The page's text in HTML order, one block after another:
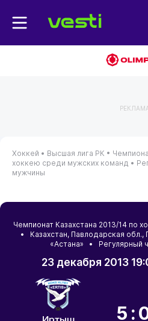
Хоккей • Высшая лига РК •
хоккею среди мужских команд •
мужчины
Чемпионат Казахстана 2013/14 по
• Казахстан, Павлодарская обл.,
«Астана» • Регулярный
23 декабря 2013